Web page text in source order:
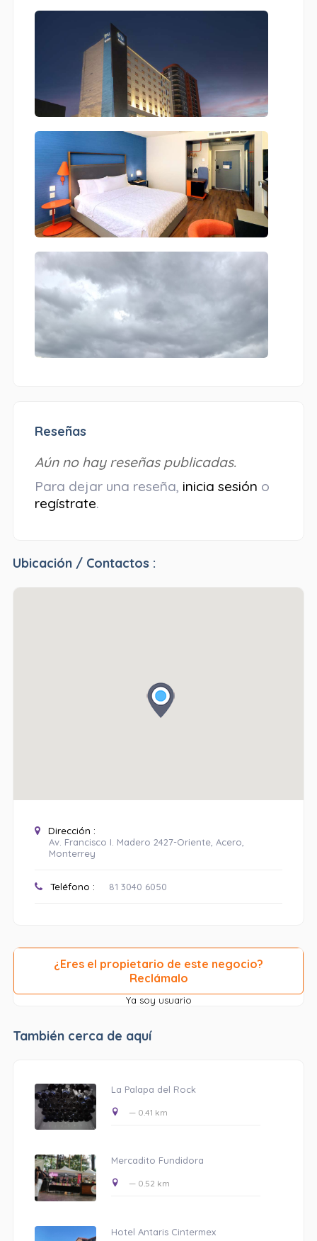
Reseñas
Aún no hay reseñas publicadas.
Para dejar una reseña, inicia sesión o
regístrate.
Ubicación / Contactos :
Dirección :
Av. Francisco I. Madero 2427-Oriente, Acero,
Monterrey
Teléfono : 81 3040 6050
¿Eres el propietario de este negocio?
Reclámalo
Ya soy usuario
También cerca de aquí
La Palapa del Rock
— 0.41 km
Mercadito Fundidora
— 0.52 km
Hotel Antaris Cintermex